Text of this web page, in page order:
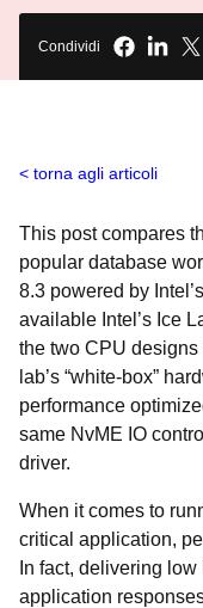
Condividi
torna agli articoli
This post compares
popular database
8.3 powered by
available Intel’s Ice
the two CPU
lab’s “white-box”
performance
same NvME IO
driver.
When it comes to
critical application,
In fact, delivering
application